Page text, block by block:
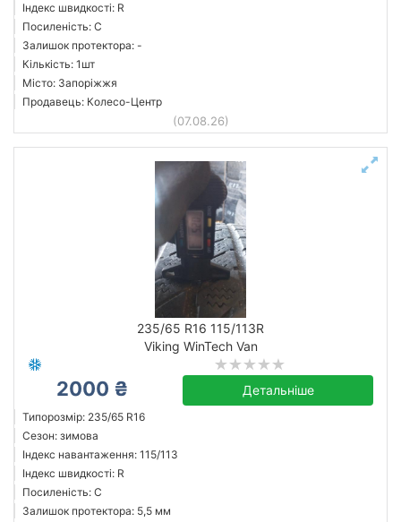
Індекс швидкості: R
Посиленість: C
Залишок протектора: -
Кількість: 1шт
Місто: Запоріжжя
Продавець: Колесо-Центр
(07.08.26)
235/65 R16 115/113R
Viking WinTech Van
2000 ₴ Детальніше
Типорозмір: 235/65 R16
Сезон: зимова
Індекс навантаження: 115/113
Індекс швидкості: R
Посиленість: C
Залишок протектора: 5,5 мм